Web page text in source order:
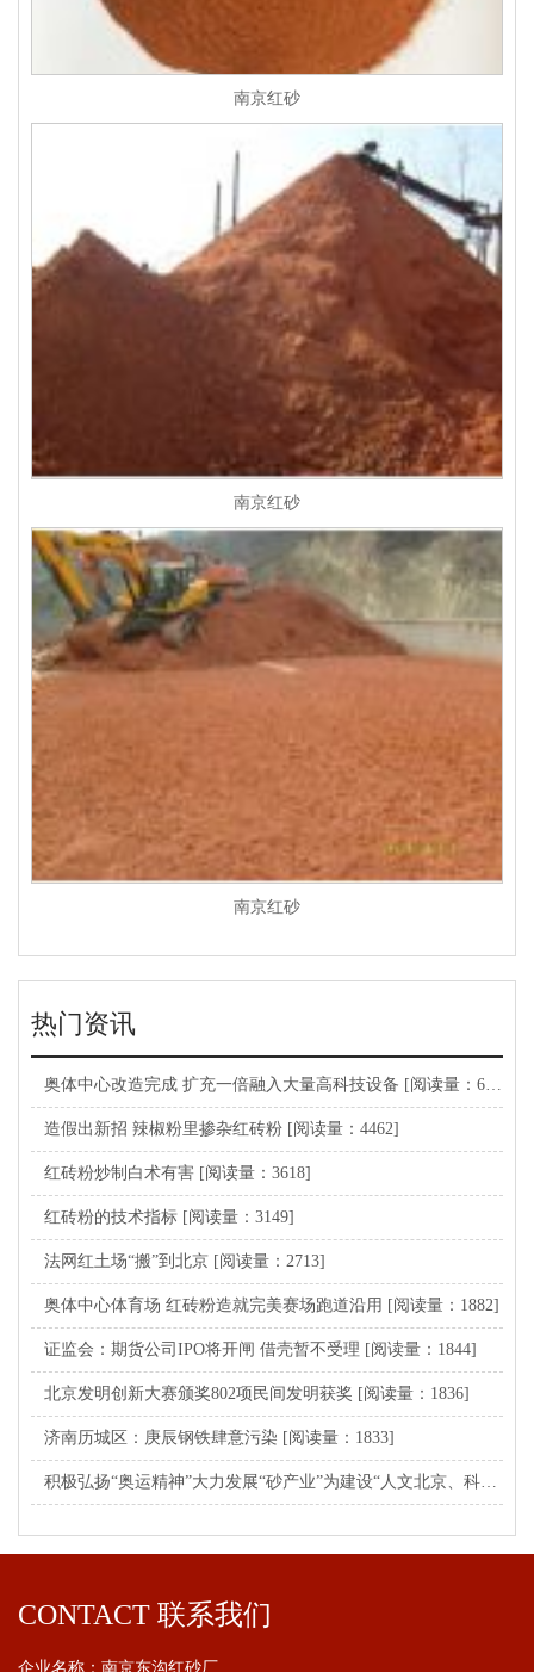
南京红砂
南京红砂
南京红砂
热门资讯
奥体中心改造完成 扩充一倍融入大量高科技设备 [阅读量：6445]
造假出新招 辣椒粉里掺杂红砖粉 [阅读量：4462]
红砖粉炒制白术有害 [阅读量：3618]
红砖粉的技术指标 [阅读量：3149]
法网红土场“搬”到北京 [阅读量：2713]
奥体中心体育场 红砖粉造就完美赛场跑道沿用 [阅读量：1882]
证监会：期货公司IPO将开闸 借壳暂不受理 [阅读量：1844]
北京发明创新大赛颁奖802项民间发明获奖 [阅读量：1836]
济南历城区：庚辰钢铁肆意污染 [阅读量：1833]
积极弘扬“奥运精神”大力发展“砂产业”为建设“人文北京、科技北京、绿色北京”而努力
CONTACT 联系我们
企业名称：南京东沟红砂厂